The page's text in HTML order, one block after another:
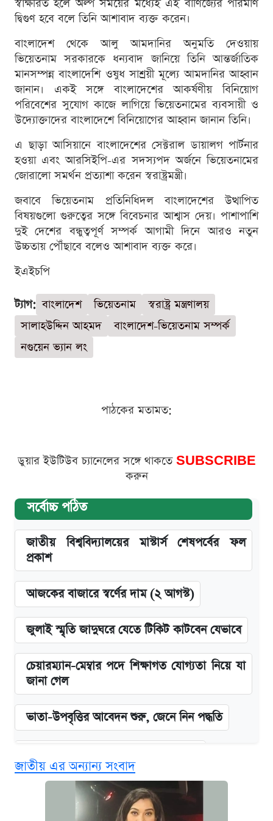
স্বাক্ষরিত হলে অল্প সময়ের মধ্যেই এই বাণিজ্যের পরিমাণ
দ্বিগুণ হবে বলে তিনি আশাবাদ ব্যক্ত করেন।
বাংলাদেশ থেকে আলু আমদানির অনুমতি দেওয়ায়
ভিয়েতনাম সরকারকে ধন্যবাদ জানিয়ে তিনি আন্তর্জাতিক
মানসম্পন্ন বাংলাদেশি ওষুধ সাশ্রয়ী মূল্যে আমদানির আহ্বান
জানান। একই সঙ্গে বাংলাদেশের আকর্ষণীয় বিনিয়োগ
পরিবেশের সুযোগ কাজে লাগিয়ে ভিয়েতনামের ব্যবসায়ী ও
উদ্যোক্তাদের বাংলাদেশে বিনিয়োগের আহ্বান জানান তিনি।
এ ছাড়া আসিয়ানে বাংলাদেশের সেক্টরাল ডায়ালগ পার্টনার
হওয়া এবং আরসিইপি-এর সদস্যপদ অর্জনে ভিয়েতনামের
জোরালো সমর্থন প্রত্যাশা করেন স্বরাষ্ট্রমন্ত্রী।
জবাবে ভিয়েতনাম প্রতিনিধিদল বাংলাদেশের উত্থাপিত
বিষয়গুলো গুরুত্বের সঙ্গে বিবেচনার আশ্বাস দেয়। পাশাপাশি
দুই দেশের বন্ধুত্বপূর্ণ সম্পর্ক আগামী দিনে আরও নতুন
উচ্চতায় পৌঁছাবে বলেও আশাবাদ ব্যক্ত করে।
ইএইচপি
ট্যাগ: বাংলাদেশ ভিয়েতনাম
স্বরাষ্ট্র মন্ত্রণালয়
সালাহউদ্দিন আহমদ
বাংলাদেশ-ভিয়েতনাম সম্পর্ক
নগুয়েন ভ্যান লং
পাঠকের মতামত:
ডুয়ার ইউটিউব চ্যানেলের সঙ্গে থাকতে SUBSCRIBE
করুন
সর্বোচ্চ পঠিত
জাতীয় বিশ্ববিদ্যালয়ের মাস্টার্স শেষপর্বের ফল
প্রকাশ
আজকের বাজারে স্বর্ণের দাম (২ আগস্ট)
জুলাই স্মৃতি জাদুঘরে যেতে টিকিট কাটবেন যেভাবে
চেয়ারম্যান-মেম্বার পদে শিক্ষাগত যোগ্যতা নিয়ে যা
জানা গেল
ভাতা-উপবৃত্তির আবেদন শুরু, জেনে নিন পদ্ধতি
‘গুলশানের চামেলি’ তে যৌনকর্মীর দালাল অ্যাডলফ
জাতীয় এর অন্যান্য সংবাদ